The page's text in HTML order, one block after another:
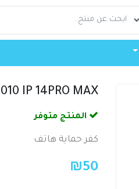
IP 14PRO MAX
المنتج متوفر
كفر حماية هاتف
₪50